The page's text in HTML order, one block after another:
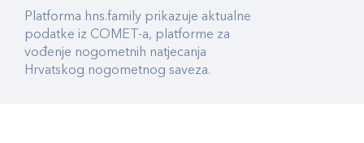
Platforma hns.family prikazuje aktualne
podatke iz COMET-a, platforme za
vođenje nogometnih natjecanja
Hrvatskog nogometnog saveza.